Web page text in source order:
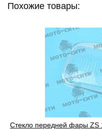
Похожие товары:
Cтекло передней фары